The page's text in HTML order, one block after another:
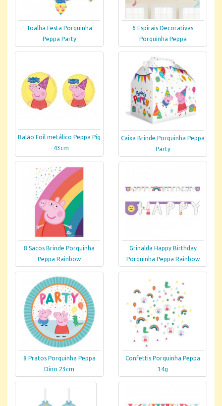
Toalha Festa Porquinha
Peppa Party
6 Espirais Decorativas
Porquinha Peppa
Balão Foil metálico Peppa Pig
- 43cm
Caixa Brinde Porquinha Peppa
Party
8 Sacos Brinde Porquinha
Peppa Rainbow
Grinalda Happy Birthday
Porquinha Peppa Rainbow
8 Pratos Porquinha Peppa
Dino 23cm
Confettis Porquinha Peppa
14g